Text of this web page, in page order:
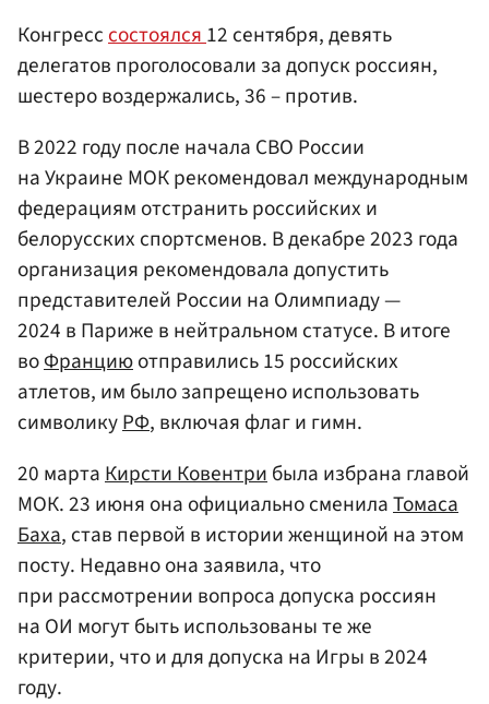
Конгресс состоялся 12 сентября, девять
делегатов проголосовали за допуск россиян,
шестеро воздержались, 36 – против.
В 2022 году после начала СВО России
на Украине МОК рекомендовал международным
федерациям отстранить российских и
белорусских спортсменов. В декабре 2023 года
организация рекомендовала допустить
представителей России на Олимпиаду —
2024 в Париже в нейтральном статусе. В итоге
воФранциюотправились 15 российских
атлетов, им было запрещено использовать
символикуРФ, включая флаг и гимн.
20 мартаКирсти Ковентрибыла избрана главой
МОК. 23 июня она официально сменилаТомаса
Баха, став первой в истории женщиной на этом
посту. Недавно она заявила, что
при рассмотрении вопроса допуска россиян
на ОИ могут быть использованы те же
критерии, что и для допуска на Игры в 2024
году.